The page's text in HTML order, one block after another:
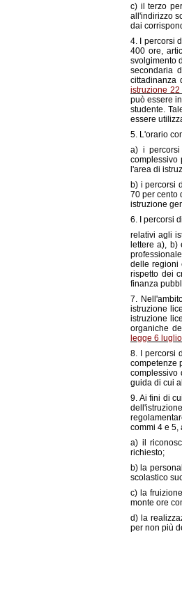
c) il terzo
all'indirizzo
dai
4. I percorsi
400 ore,
svolgimento
secondaria
cittadinanza
istruzione
può essere
studente.
essere
5. L'orario
a) i
complessivo
l'area di
b) i percorsi
70 per cento
istruzione
6. I percorsi
relativi agli
lettere a), b)
delle regioni
rispetto dei
finanza
7.
istruzione
istruzione
organiche
legge 6
8. I percorsi
competenze
complessivo
guida di cui
9. Ai fini di
commi 4 e 5,
a) il
richiesto;
b) la
scolastico
c) la
monte ore
d) la
per non più